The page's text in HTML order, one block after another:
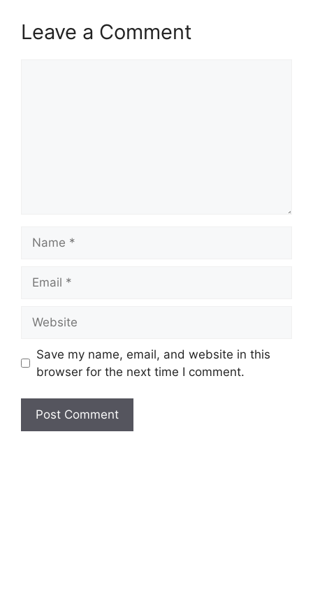
Leave a Comment
Save my name, email, and website in this
browser for the next time I comment.